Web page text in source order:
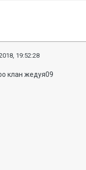
19:52:28
клан жедуя09